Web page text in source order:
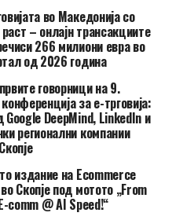
во Македонија со
– онлајн трансакциите
266 милиони евра во
од 2026 година
говорници на 9.
за е-трговија:
Google DeepMind, LinkedIn и
регионални компании
издание на Ecommerce
Скопје под мотото „From
comm @ AI Speed!“